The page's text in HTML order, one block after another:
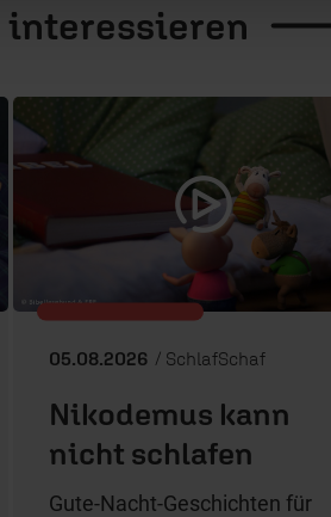
interessieren
05.08.2026 / SchlafSchaf
Nikodemus kann
nicht schlafen
Gute-Nacht-Geschichten für